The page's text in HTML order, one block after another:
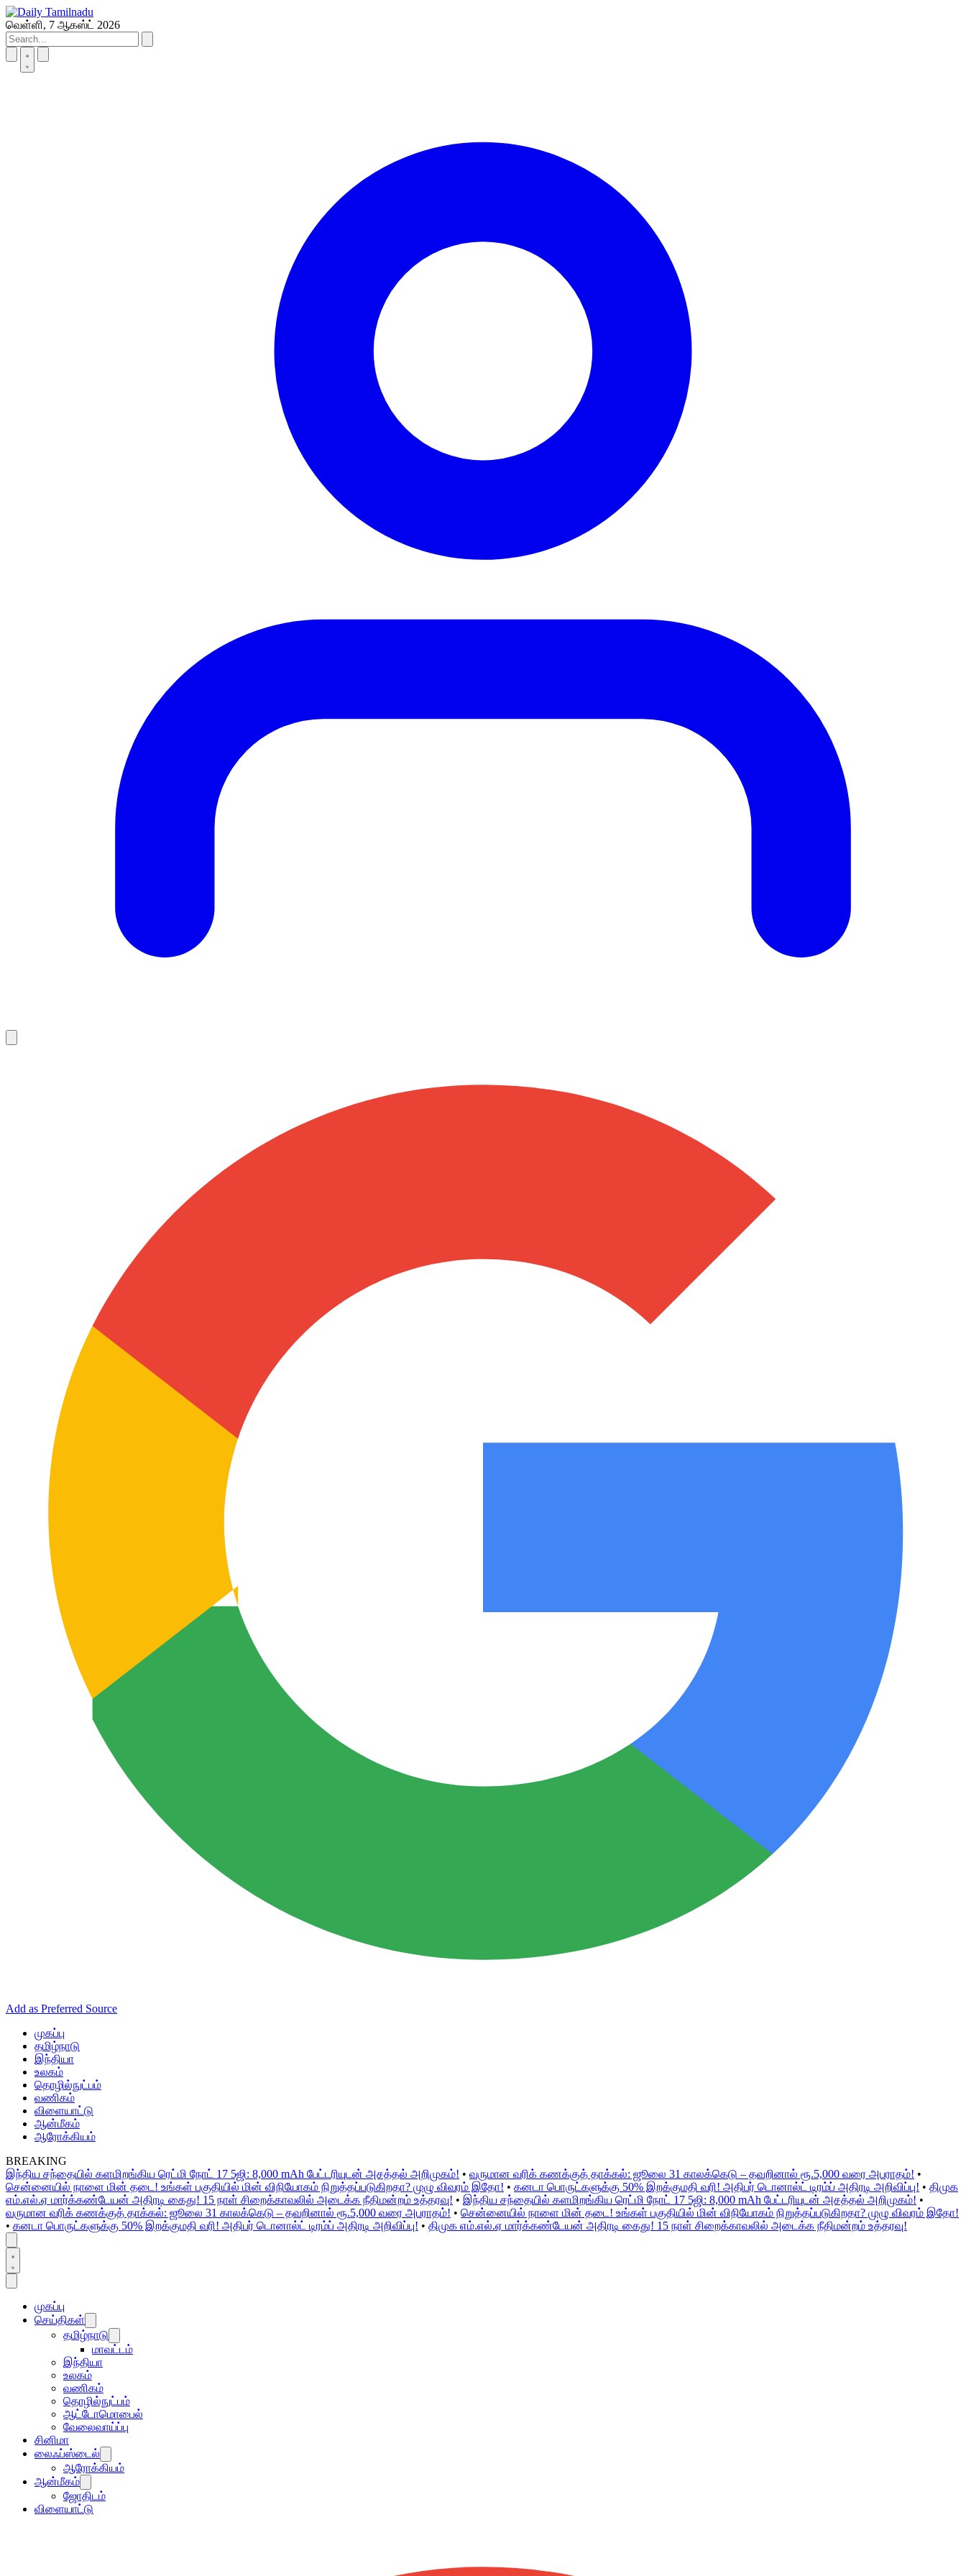
Skip
to
content
வெள்ளி, 7 ஆகஸ்ட் 2026
Add as Preferred Source
முகப்பு
தமிழ்நாடு
இந்தியா
உலகம்
தொழில்நுட்பம்
வணிகம்
விளையாட்டு
ஆன்மீகம்
ஆரோக்கியம்
BREAKING
இந்திய சந்தையில் களமிறங்கிய ரெட்மி நோட் 17 5ஜி: 8,000 mAh பேட்டரியுடன் அசத்தல் அறிமுகம்! • வருமான வரிக் கணக்குத் தாக்கல்: ஜூலை 31 காலக்கெடு – தவறினால் ரூ.5,000 வரை அபராதம்! •
சென்னையில் நாளை மின் தடை! உங்கள் பகுதியில் மின் விநியோகம் நிறுத்தப்படுகிறதா? முழு விவரம் இதோ! • கனடா பொருட்களுக்கு 50% இறக்குமதி வரி! அதிபர் டொனால்ட் டிரம்ப் அதிரடி அறிவிப்பு! • திமுக
எம்.எல்.ஏ மார்க்கண்டேயன் அதிரடி கைது! 15 நாள் சிறைக்காவலில் அடைக்க நீதிமன்றம் உத்தரவு! • இந்திய சந்தையில் களமிறங்கிய ரெட்மி நோட் 17 5ஜி: 8,000 mAh பேட்டரியுடன் அசத்தல் அறிமுகம்! •
வருமான வரிக் கணக்குத் தாக்கல்: ஜூலை 31 காலக்கெடு – தவறினால் ரூ.5,000 வரை அபராதம்! • சென்னையில் நாளை மின் தடை! உங்கள் பகுதியில் மின் விநியோகம் நிறுத்தப்படுகிறதா? முழு விவரம் இதோ!
• கனடா பொருட்களுக்கு 50% இறக்குமதி வரி! அதிபர் டொனால்ட் டிரம்ப் அதிரடி அறிவிப்பு! • திமுக எம்.எல்.ஏ மார்க்கண்டேயன் அதிரடி கைது! 15 நாள் சிறைக்காவலில் அடைக்க நீதிமன்றம் உத்தரவு!
முகப்பு
செய்திகள்
தமிழ்நாடு
மாவட்டம்
இந்தியா
உலகம்
வணிகம்
தொழில்நுட்பம்
ஆட்டோமொபைல்
வேலைவாய்ப்பு
சினிமா
லைஃப்ஸ்டைல்
ஆரோக்கியம்
ஆன்மீகம்
ஜோதிடம்
விளையாட்டு